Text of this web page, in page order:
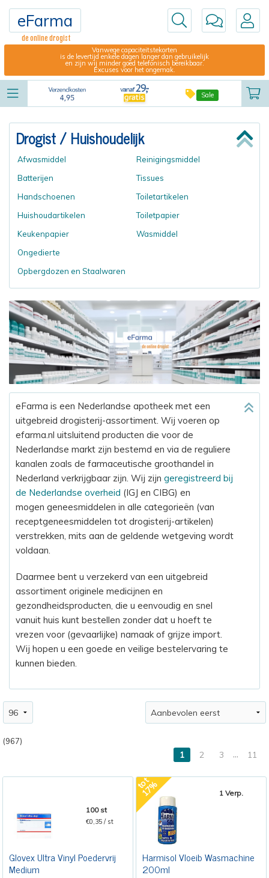
eFarma
de online drogist
Vanwege capaciteitstekorten
is de levertijd enkele dagen langer dan gebruikelijk
en zijn wij minder goed telefonisch bereikbaar.
Excuses voor het ongemak.
Sale
Drogist/ Huishoudelijk
Afwasmiddel
Batterijen
Handschoenen
Huishoudartikelen
Keukenpapier
Ongedierte
Opbergdozen en Staalwaren
Reinigingsmiddel
Tissues
Toiletartikelen
Toiletpapier
Wasmiddel
eFarma is een Nederlandse apotheek met een
uitgebreid drogisterij-assortiment. Wij voeren op
efarma.nl uitsluitend producten die voor de
Nederlandse markt zijn bestemd en via de reguliere
kanalen zoals de farmaceutische groothandel in
Nederland verkrijgbaar zijn. Wij zijn geregistreerd bij
de Nederlandse overheid (IGJ en CIBG) en
mogen geneesmiddelen in alle categorieën (van
receptgeneesmiddelen tot drogisterij-artikelen)
verstrekken, mits aan de geldende wetgeving wordt
voldaan.
Daarmee bent u verzekerd van een uitgebreid
assortiment originele medicijnen en
gezondheidsproducten, die u eenvoudig en snel
vanuit huis kunt bestellen zonder dat u hoeft te
vrezen voor (gevaarlijke) namaak of grijze import.
Wij hopen u een goede en veilige bestelervaring te
kunnen bieden.
(967)
1 2 3 … 11
100 st
€0,35 / st
Glovex Ultra Vinyl Poedervrij
Medium
t
o
t
1
7
% 1 Verp.
Harmisol Vloeib Wasmachine
200ml